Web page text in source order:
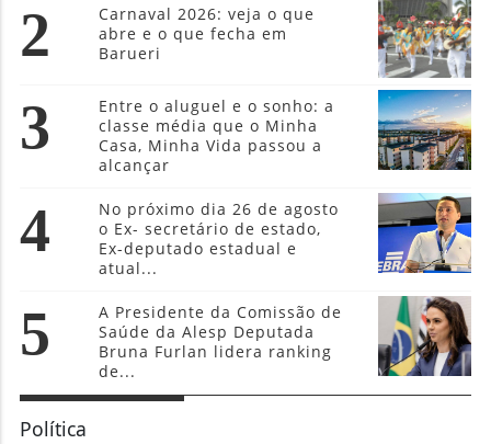
2
Carnaval 2026: veja o que
abre e o que fecha em
Barueri
3
Entre o aluguel e o sonho: a
classe média que o Minha
Casa, Minha Vida passou a
alcançar
4
No próximo dia 26 de agosto
o Ex- secretário de estado,
Ex-deputado estadual e
atual...
5
A Presidente da Comissão de
Saúde da Alesp Deputada
Bruna Furlan lidera ranking
de...
Política